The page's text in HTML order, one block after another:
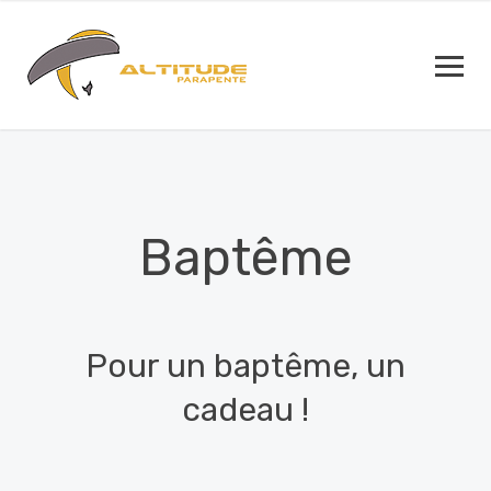
Baptême
Pour un baptême, un
cadeau !